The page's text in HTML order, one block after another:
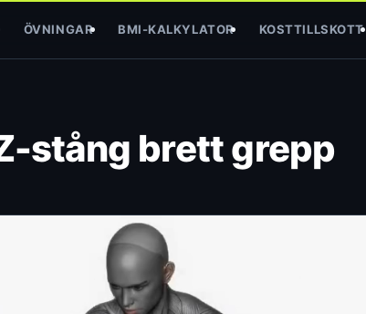
ÖVNINGAR BMI-KALKYLATOR KOSTTILLSKOTT
stång brett grepp